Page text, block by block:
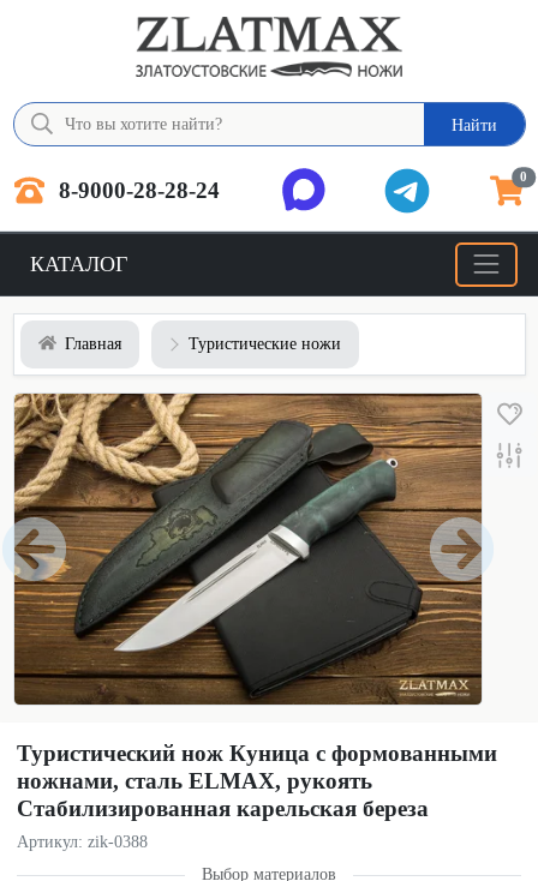
Найти
8-9000-28-28-24 0
КАТАЛОГ
Главная Туристические ножи
Туристический нож Куница с формованными
ножнами, сталь ELMAX, рукоять
Стабилизированная карельская береза
Артикул: zik-0388
Выбор материалов